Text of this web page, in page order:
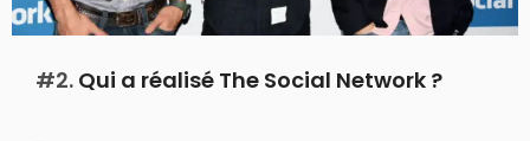
#2. Qui a réalisé The Social Network ?